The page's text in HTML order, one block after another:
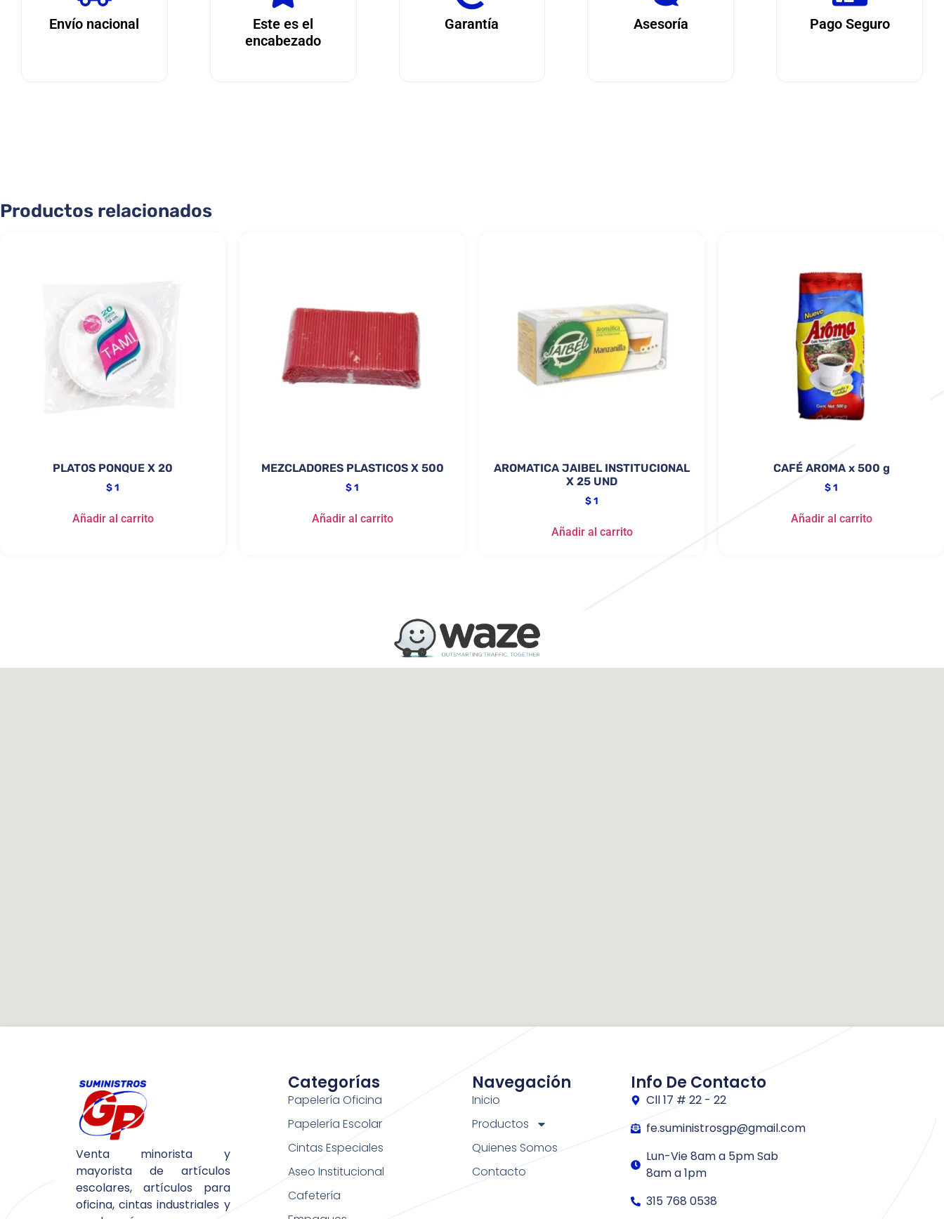
Envío nacional
Este es el
encabezado
Garantía Asesoría Pago Seguro
Productos relacionados
PLATOS PONQUE X 20
$1
Añadir al carrito
MEZCLADORES PLASTICOS X 500
$1
Añadir al carrito
AROMATICA JAIBEL INSTITUCIONAL
X 25 UND
$1
Añadir al carrito
CAFÉ AROMA x 500 g
$1
Añadir al carrito
Venta minorista y
mayorista de artículos
escolares, artículos para
oficina, cintas industriales y
Categorías
Papelería Oficina
Papelería Escolar
Cintas Especiales
Aseo Institucional
Cafetería
Navegación
Inicio
Productos
Quienes Somos
Contacto
Info De Contacto
Cll 17 # 22 - 22
fe.suministrosgp@gmail.com
Lun-Vie 8am a 5pm Sab
8am a 1pm
315 768 0538